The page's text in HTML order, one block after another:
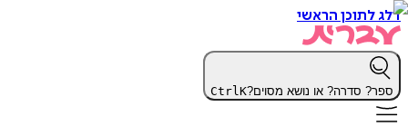
דלג לתוכן הראשי
ספר? סדרה? או נושא מסוים? CtrlK